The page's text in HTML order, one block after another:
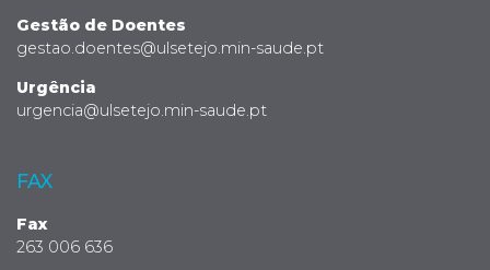
Gestão de Doentes
gestao.doentes@ulsetejo.min-saude.pt
Urgência
urgencia@ulsetejo.min-saude.pt
FAX
Fax
263 006 636